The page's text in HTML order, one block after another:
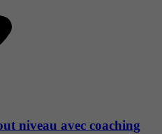
niveau avec coaching